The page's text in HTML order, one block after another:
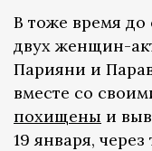
В тоже время до
двух женщин-
Парияни и
вместе со
похищены и
19 января,